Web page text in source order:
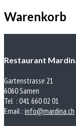
Warenkorb
Restaurant
Gartenstrasse 21
6060 Sarnen
Tel : 041 660 02 01
Email : info@mardina.ch